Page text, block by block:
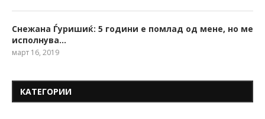
Снежана Ѓуришиќ: 5 години е помлад од мене, но ме
исполнува…
март 16, 2019
КАТЕГОРИИ